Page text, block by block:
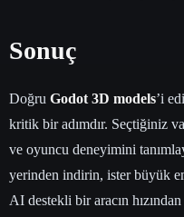
Sonuç
Doğru Godot 3D models’i
kritik bir adımdır. Seçtiğiniz
ve oyuncu deneyimini
yerinden indirin, ister büyük
AI destekli bir aracın